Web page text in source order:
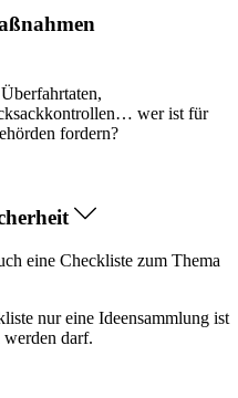
wer ist für
fordern?
eine Checkliste zum Thema
nur eine Ideensammlung ist
darf.